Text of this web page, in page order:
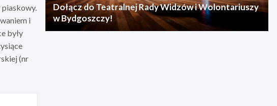
piaskowy.
i
były
(nr
Dołącz do Teatralnej Rady Widzów i Wolontariuszy
w Bydgoszczy!